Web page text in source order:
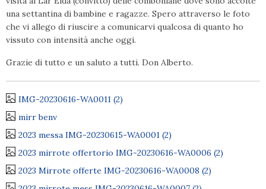
una settantina di bambine e ragazze. Spero attraverso le foto
che vi allego di riuscire a comunicarvi qualcosa di quanto ho
vissuto con intensità anche oggi.
Grazie di tutto e un saluto a tutti. Don Alberto.
IMG-20230616-WA0011 (2)
mirr benv
2023 messa IMG-20230615-WA0001 (2)
2023 mirrote offertorio IMG-20230616-WA0006 (2)
2023 Mirrote offerte IMG-20230616-WA0008 (2)